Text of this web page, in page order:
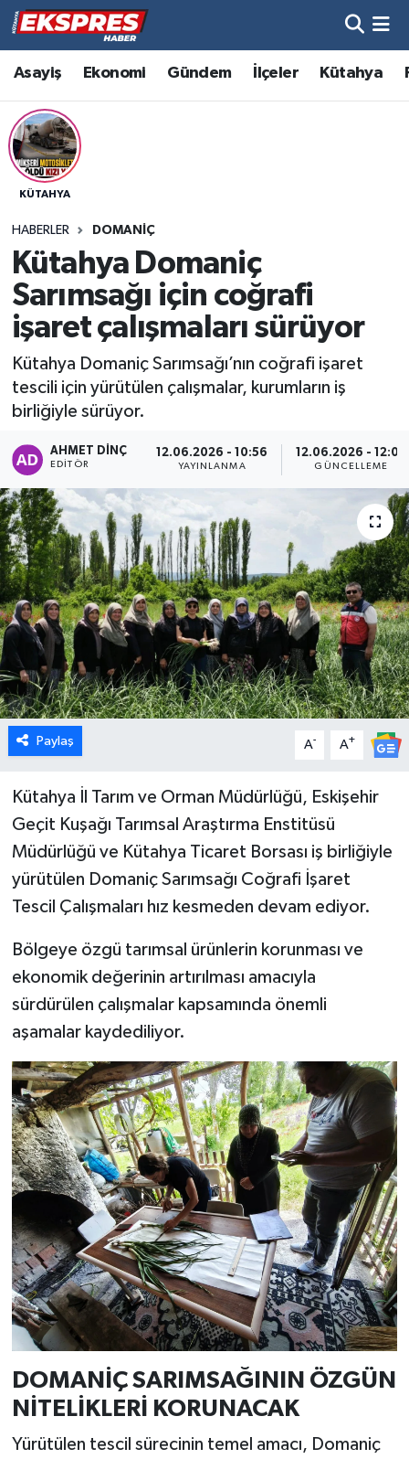
Asayiş Ekonomi Gündem İlçeler Kütahya
KÜTAHYA
HABERLER DOMANIÇ
Kütahya Domaniç
Sarımsağı için coğrafi
işaret çalışmaları sürüyor
Kütahya Domaniç Sarımsağı’nın coğrafi işaret
tescili için yürütülen çalışmalar, kurumların iş
birliğiyle sürüyor.
AHMET DINÇ
EDITÖR
12.06.2026 - 10:56
YAYINLANMA
12.06.2026 - 12:02
GÜNCELLEME
Paylaş A- A+
Kütahya İl Tarım ve Orman Müdürlüğü, Eskişehir
Geçit Kuşağı Tarımsal Araştırma Enstitüsü
Müdürlüğü ve Kütahya Ticaret Borsası iş birliğiyle
yürütülen Domaniç Sarımsağı Coğrafi İşaret
Tescil Çalışmaları hız kesmeden devam ediyor.
Bölgeye özgü tarımsal ürünlerin korunması ve
ekonomik değerinin artırılması amacıyla
sürdürülen çalışmalar kapsamında önemli
aşamalar kaydediliyor.
DOMANİÇ SARIMSAĞININ ÖZGÜN
NİTELİKLERİ KORUNACAK
Yürütülen tescil sürecinin temel amacı, Domaniç
Altıntaş
Asayiş
Aslanapa
Bölge
Çavdarhisar
Dumlupınar
Dünya
Eğitim
Ekonomi
Emet
Foto Galeri
Gediz
Genel
Hisarcık
İlçeler
Köşe Yazıları
Kültür Sanat
Kütahya
Otomobil
Pazarlar
Politika
Resmi İlan
Rüya Tabirleri
Sağlık
Şaphane
Simav
Hava Durumu
Trafik Durumu
Süper Lig Puan Durumu ve Fikstür
Son Dakika Haberleri
Haber Arşivi